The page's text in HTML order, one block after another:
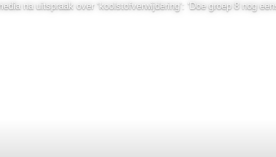
na uitspraak over ‘koolstofverwijdering’: ‘Doe groep 8 nog